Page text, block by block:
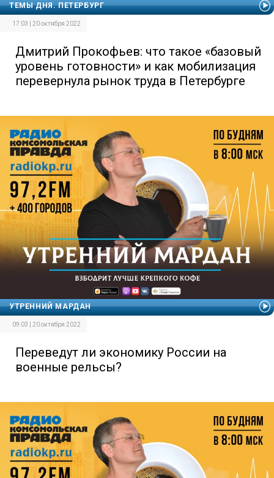
ТЕМЫ ДНЯ. ПЕТЕРБУРГ
17:03 | 20 октября 2022
Дмитрий Прокофьев: что такое «базовый
уровень готовности» и как мобилизация
перевернула рынок труда в Петербурге
УТРЕННИЙ МАРДАН
09:03 | 20 октября 2022
Переведут ли экономику России на
военные рельсы?